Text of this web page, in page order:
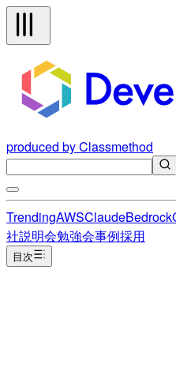
produced by Classmethod
TrendingAWSClaudeBedrock
社説明会勉強会事例採用
目次